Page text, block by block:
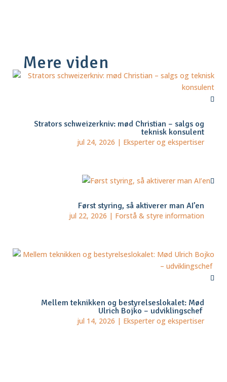
Mere viden
Strators schweizerkniv: mød Christian – salgs og
teknisk konsulent
jul 24, 2026 | Eksperter og ekspertiser
Først styring, så aktiverer man AI’en
jul 22, 2026 | Forstå & styre information
Mellem teknikken og bestyrelseslokalet: Mød
Ulrich Bojko – udviklingschef
jul 14, 2026 | Eksperter og ekspertiser